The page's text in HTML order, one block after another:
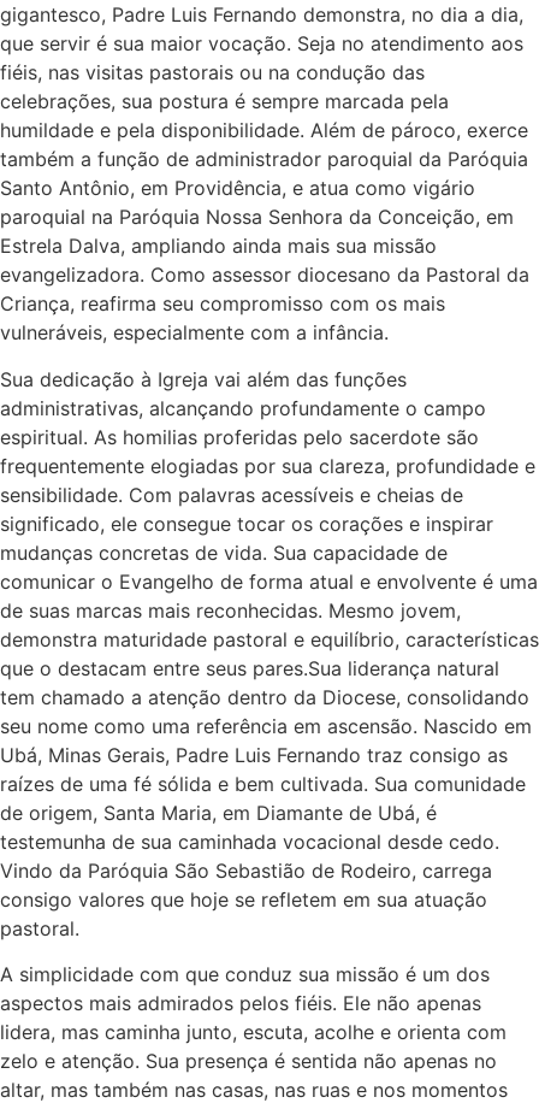
gigantesco, Padre Luis Fernando demonstra, no dia a dia,
que servir é sua maior vocação. Seja no atendimento aos
fiéis, nas visitas pastorais ou na condução das
celebrações, sua postura é sempre marcada pela
humildade e pela disponibilidade. Além de pároco, exerce
também a função de administrador paroquial da Paróquia
Santo Antônio, em Providência, e atua como vigário
paroquial na Paróquia Nossa Senhora da Conceição, em
Estrela Dalva, ampliando ainda mais sua missão
evangelizadora. Como assessor diocesano da Pastoral da
Criança, reafirma seu compromisso com os mais
vulneráveis, especialmente com a infância.
Sua dedicação à Igreja vai além das funções
administrativas, alcançando profundamente o campo
espiritual. As homilias proferidas pelo sacerdote são
frequentemente elogiadas por sua clareza, profundidade e
sensibilidade. Com palavras acessíveis e cheias de
significado, ele consegue tocar os corações e inspirar
mudanças concretas de vida. Sua capacidade de
comunicar o Evangelho de forma atual e envolvente é uma
de suas marcas mais reconhecidas. Mesmo jovem,
demonstra maturidade pastoral e equilíbrio, características
que o destacam entre seus pares.Sua liderança natural
tem chamado a atenção dentro da Diocese, consolidando
seu nome como uma referência em ascensão. Nascido em
Ubá, Minas Gerais, Padre Luis Fernando traz consigo as
raízes de uma fé sólida e bem cultivada. Sua comunidade
de origem, Santa Maria, em Diamante de Ubá, é
testemunha de sua caminhada vocacional desde cedo.
Vindo da Paróquia São Sebastião de Rodeiro, carrega
consigo valores que hoje se refletem em sua atuação
pastoral.
A simplicidade com que conduz sua missão é um dos
aspectos mais admirados pelos fiéis. Ele não apenas
lidera, mas caminha junto, escuta, acolhe e orienta com
zelo e atenção. Sua presença é sentida não apenas no
altar, mas também nas casas, nas ruas e nos momentos